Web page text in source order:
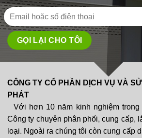
CÔNG TY CỔ PHẦN DỊCH VỤ VÀ
PHÁT
Với hơn 10 năm kinh nghiệm
Công ty chuyên phân phối, cung cấp,
loại. Ngoài ra chúng tôi còn cung cấp